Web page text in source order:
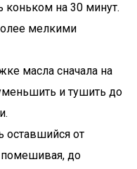
на 30 минут.
мелкими
масла сначала на
и тушить до
оставшийся от
помешивая, до